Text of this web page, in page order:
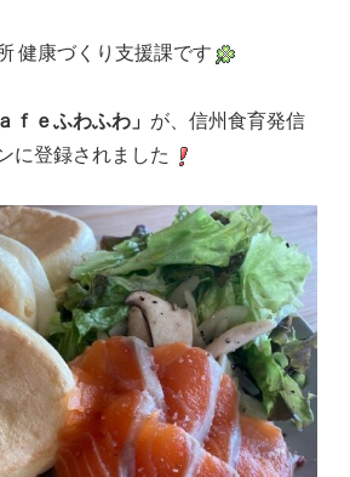
健康づくり支援課です
ｆｅふわふわ」 が、信州食育発信
に登録されました